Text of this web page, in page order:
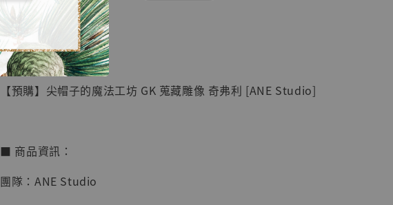
【店內現貨】七龍珠
系列蒐藏雕像 悟空
鳥山明紀念款 [奇蹟
工作室]
NT$ 4,280
- +
加入購物車
🏝【無人島玩具】
【預購】尖帽子的魔法工坊 GK 蒐藏雕像 奇弗利 [ANE Studio]
■ 商品資訊：
團隊：ANE Studio